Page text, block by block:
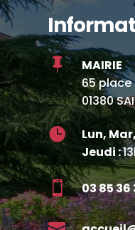

MAIRIE
65 place
01380
 Lun,
Jeudi :
 03 85 36